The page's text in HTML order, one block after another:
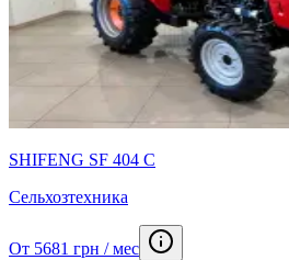
SHIFENG SF 404 C
Сельхозтехника
От 5681 грн / мес